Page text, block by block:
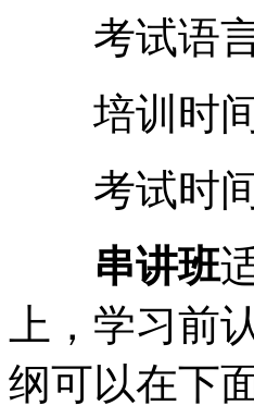
考试语言
培训时间
考试时间
串讲班
上，学习前
纲可以在下